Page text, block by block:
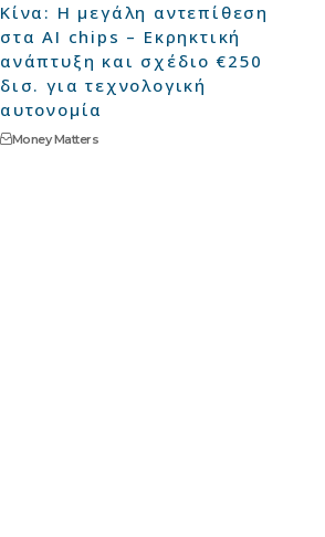
Κίνα: Η μεγάλη αντεπίθεση
στα AI chips – Εκρηκτική
ανάπτυξη και σχέδιο €250
δισ. για τεχνολογική
αυτονομία
Money Matters